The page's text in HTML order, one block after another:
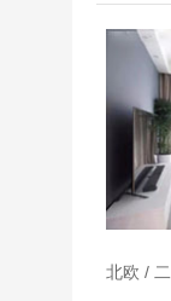
北欧 /